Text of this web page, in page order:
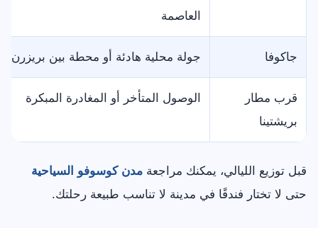
العاصمة
جاكوفا جولة محلية هادئة أو محطة بين بريزرن
قرب مطار
بريشتينا
الوصول المتأخر أو المغادرة المبكرة
قبل توزيع الليالي، يمكنك مراجعة مدن كوسوفو السياحية
حتى لا تختار فندقًا في مدينة لا تناسب طبيعة رحلتك.